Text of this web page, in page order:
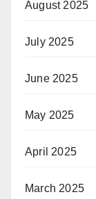
August 2025
July 2025
June 2025
May 2025
April 2025
March 2025